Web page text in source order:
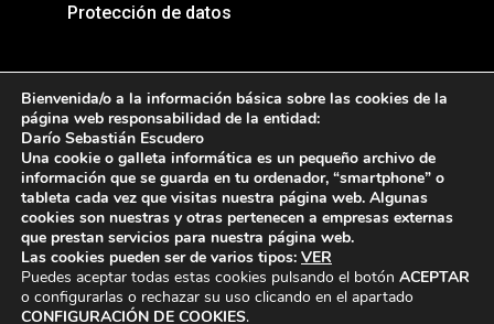
Protección de datos
CONTACTO
+34 722331798
contacto@roiagenciacreativa.com
Barrio el Castro, 2a, primera planta, 39011
Santander, Cantabria
Bienvenida/o a la información básica sobre las cookies de la
página web responsabilidad de la entidad:
Darío Sebastián Escudero
Una cookie o galleta informática es un pequeño archivo de
información que se guarda en tu ordenador, “smartphone” o
tableta cada vez que visitas nuestra página web. Algunas
cookies son nuestras y otras pertenecen a empresas externas
que prestan servicios para nuestra página web.
Las cookies pueden ser de varios tipos: VER
Puedes aceptar todas estas cookies pulsando el botón ACEPTAR
o configurarlas o rechazar su uso clicando en el apartado
CONFIGURACIÓN DE COOKIES.